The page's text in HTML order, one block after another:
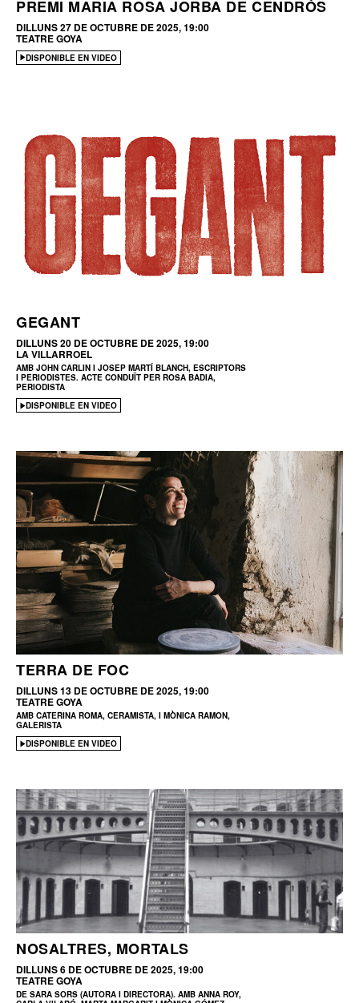
PREMI MARIA ROSA JORBA DE CENDRÓS
DILLUNS 27 DE OCTUBRE DE 2025, 19:00
TEATRE GOYA
DISPONIBLE EN VIDEO
GEGANT
DILLUNS 20 DE OCTUBRE DE 2025, 19:00
LA VILLARROEL
AMB JOHN CARLIN I JOSEP MARTÍ BLANCH, ESCRIPTORS
I PERIODISTES. ACTE CONDUÏT PER ROSA BADIA,
PERIODISTA
DISPONIBLE EN VIDEO
TERRA DE FOC
DILLUNS 13 DE OCTUBRE DE 2025, 19:00
TEATRE GOYA
AMB CATERINA ROMA, CERAMISTA, I MÒNICA RAMON,
GALERISTA
DISPONIBLE EN VIDEO
NOSALTRES, MORTALS
DILLUNS 6 DE OCTUBRE DE 2025, 19:00
TEATRE GOYA
DE SARA SORS (AUTORA I DIRECTORA). AMB ANNA ROY,